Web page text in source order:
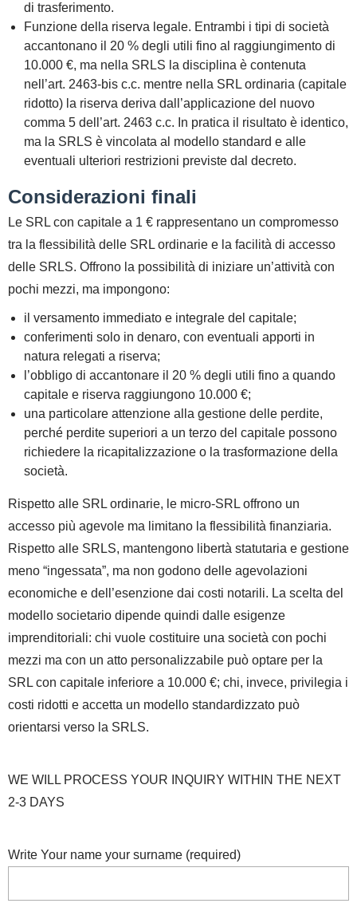
di trasferimento.
Funzione della riserva legale. Entrambi i tipi di società
accantonano il 20 % degli utili fino al raggiungimento di
10.000 €, ma nella SRLS la disciplina è contenuta
nell’art. 2463‑bis c.c. mentre nella SRL ordinaria (capitale
ridotto) la riserva deriva dall’applicazione del nuovo
comma 5 dell’art. 2463 c.c. In pratica il risultato è identico,
ma la SRLS è vincolata al modello standard e alle
eventuali ulteriori restrizioni previste dal decreto.
Considerazioni finali
Le SRL con capitale a 1 € rappresentano un compromesso
tra la flessibilità delle SRL ordinarie e la facilità di accesso
delle SRLS. Offrono la possibilità di iniziare un’attività con
pochi mezzi, ma impongono:
il versamento immediato e integrale del capitale;
conferimenti solo in denaro, con eventuali apporti in
natura relegati a riserva;
l’obbligo di accantonare il 20 % degli utili fino a quando
capitale e riserva raggiungono 10.000 €;
una particolare attenzione alla gestione delle perdite,
perché perdite superiori a un terzo del capitale possono
richiedere la ricapitalizzazione o la trasformazione della
società.
Rispetto alle SRL ordinarie, le micro‑SRL offrono un
accesso più agevole ma limitano la flessibilità finanziaria.
Rispetto alle SRLS, mantengono libertà statutaria e gestione
meno “ingessata”, ma non godono delle agevolazioni
economiche e dell’esenzione dai costi notarili. La scelta del
modello societario dipende quindi dalle esigenze
imprenditoriali: chi vuole costituire una società con pochi
mezzi ma con un atto personalizzabile può optare per la
SRL con capitale inferiore a 10.000 €; chi, invece, privilegia i
costi ridotti e accetta un modello standardizzato può
orientarsi verso la SRLS.
WE WILL PROCESS YOUR INQUIRY WITHIN THE NEXT
2-3 DAYS
Write Your name your surname (required)